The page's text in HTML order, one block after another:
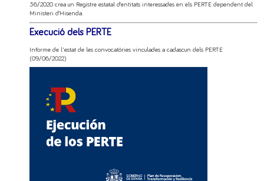
36/2020 crea un Registre estatal d’entitats interessades en els PERTE dependent del
Ministeri d’Hisenda.
Execució dels PERTE
Informe de l'estat de les convocatòries vinculades a cadascun dels PERTE
(09/06/2022)